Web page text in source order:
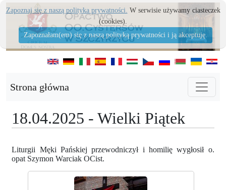
Strona główna
18.04.2025 - Wielki Piątek
Liturgii Męki Pańskiej przewodniczył i homilię wygłosił o.
opat Szymon Warciak OCist.
Zapoznaj się z naszą polityka prywatności. W serwisie używamy ciasteczek
(cookies).
Zapoznałam(em) się z naszą polityką prywatności i ją akceptuję.